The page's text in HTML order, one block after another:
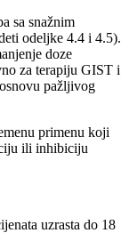
sa snažnim
odeljke 4.4 i 4.5).
doze
za terapiju GIST i
pažljivog
primenu koji
ili inhibiciju
uzrasta do 18